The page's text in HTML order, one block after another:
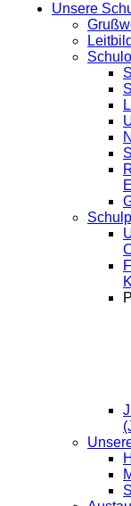
Unsere
Leitbild